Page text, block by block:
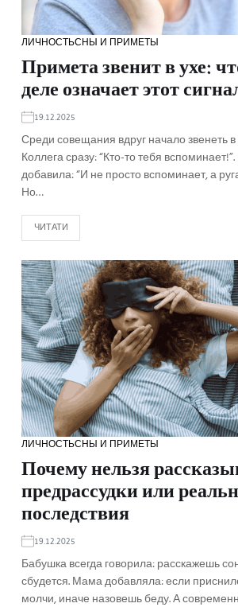
ЛИЧНОСТЬСНЫ И ПРИМЕТЫ
Примета звенит в ухе:
деле означает этот
19.12.2025
Среди совещания вдруг начало звенеть
Коллега сразу: “Кто-то тебя
добавила: “И не просто вспоминает, а
Но…
ЧИТАТИ
ЛИЧНОСТЬСНЫ И ПРИМЕТЫ
Почему нельзя
предрассудки или
последствия
19.12.2025
Бабушка всегда говорила: расскажешь
сбудется. Мама добавляла: если
молчи, иначе назовешь беду. А